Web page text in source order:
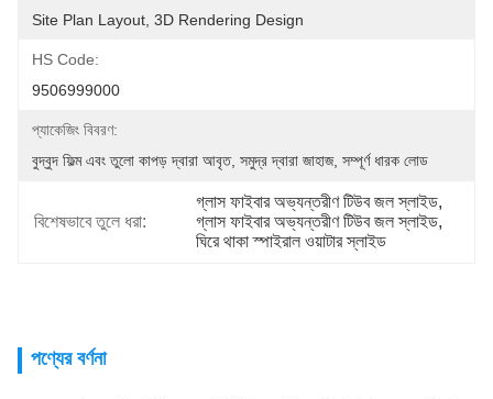
Site Plan Layout, 3D Rendering Design
HS Code:
9506999000
প্যাকেজিং বিবরণ:
বুদ্বুদ ফিল্ম এবং তুলো কাপড় দ্বারা আবৃত, সমুদ্র দ্বারা জাহাজ, সম্পূর্ণ ধারক লোড
বিশেষভাবে তুলে ধরা:
গ্লাস ফাইবার অভ্যন্তরীণ টিউব জল স্লাইড,
গ্লাস ফাইবার অভ্যন্তরীণ টিউব জল স্লাইড,
ঘিরে থাকা স্পাইরাল ওয়াটার স্লাইড
পণ্যের বর্ণনা